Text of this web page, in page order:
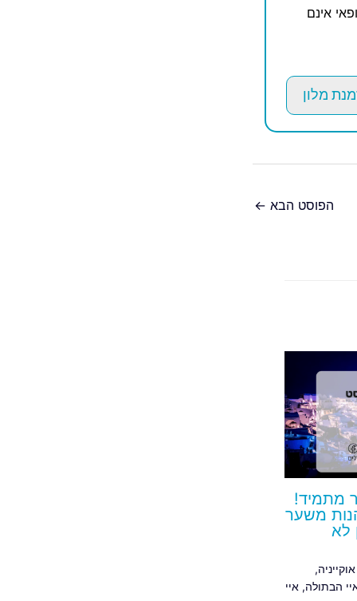
אינם
מלון
הפוסט הבא ←
מתמיד!
משער
לא
אוקייניה,
הבתולה,איי